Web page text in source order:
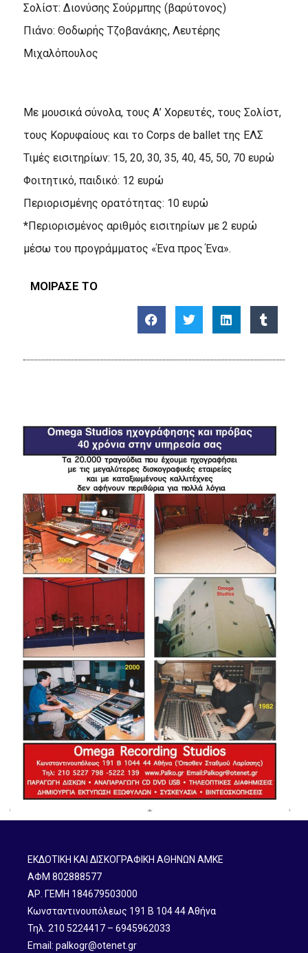
Σολίστ: Διονύσης Σούρμπης (βαρύτονος)
Πιάνο: Θοδωρής Τζοβανάκης, Λευτέρης
Μιχαλόπουλος
Με μουσικά σύνολα, τους Α’ Χορευτές, τους Σολίστ,
τους Κορυφαίους και το Corps de ballet της ΕΛΣ
Τιμές εισιτηρίων: 15, 20, 30, 35, 40, 45, 50, 70 ευρώ
Φοιτητικό, παιδικό: 12 ευρώ
Περιορισμένης ορατότητας: 10 ευρώ
*Περιορισμένος αριθμός εισιτηρίων με 2 ευρώ
μέσω του προγράμματος «Ένα προς Ένα».
ΜΟΙΡΑΣΕ ΤΟ
ΕΚΔΟΤΙΚΗ ΚΑΙ ΔΙΣΚΟΓΡΑΦΙΚΗ ΑΘΗΝΩΝ ΑΜΚΕ
ΑΦΜ 802888577
ΑΡ. ΓΕΜΗ 184679503000
Κωνσταντινουπόλεως 191 B 104 44 Αθήνα
Τηλ. 210 5224417 – 6945962033
Email: palkogr@otenet.gr